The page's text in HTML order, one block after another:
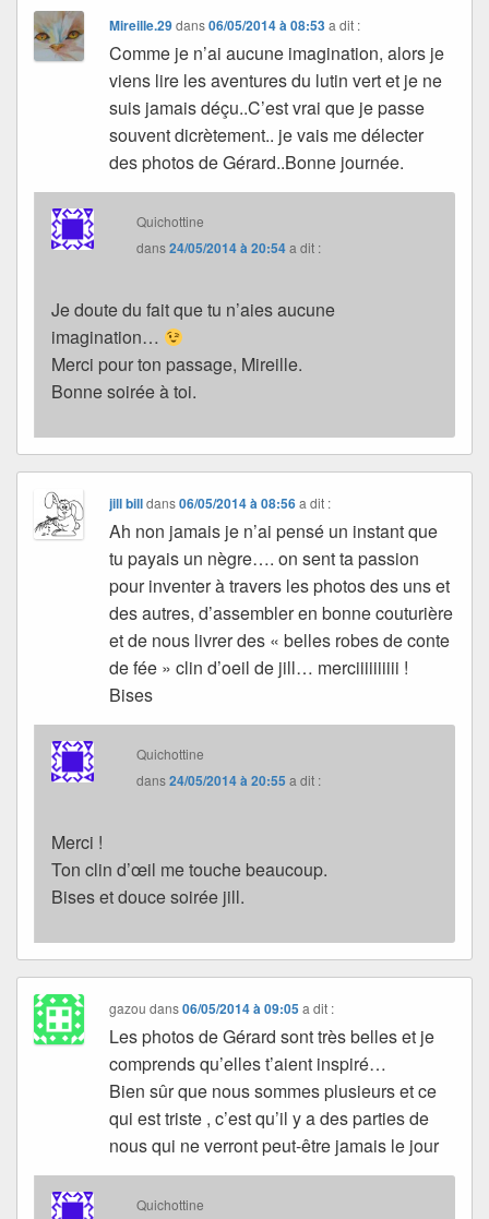
Mireille.29dans06/05/2014 à 08:53 a dit :
Comme je n’ai aucune imagination, alors je
viens lire les aventures du lutin vert et je ne
suis jamais déçu..C’est vrai que je passe
souvent dicrètement.. je vais me délecter
des photos de Gérard..Bonne journée.
Quichottine
dans24/05/2014 à 20:54a dit :
Je doute du fait que tu n’aies aucune
imagination…
Merci pour ton passage, Mireille.
Bonne soirée à toi.
jill billdans06/05/2014 à 08:56 a dit :
Ah non jamais je n’ai pensé un instant que
tu payais un nègre…. on sent ta passion
pour inventer à travers les photos des uns et
des autres, d’assembler en bonne couturière
et de nous livrer des « belles robes de conte
de fée » clin d’oeil de jill… merciiiiiiiiii !
Bises
Quichottine
dans24/05/2014 à 20:55 a dit :
Merci !
Ton clin d’œil me touche beaucoup.
Bises et douce soirée jill.
gazou dans06/05/2014 à 09:05 a dit :
Les photos de Gérard sont très belles et je
comprends qu’elles t’aient inspiré…
Bien sûr que nous sommes plusieurs et ce
qui est triste , c’est qu’il y a des parties de
nous qui ne verront peut-être jamais le jour
Quichottine